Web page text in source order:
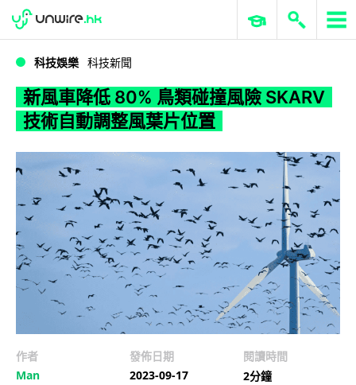
WWDC 2026 ERP 與商業 AI
科技娛樂 科技新聞
新風車降低 80% 鳥類碰撞風險 SKARV
技術自動調整風葉片位置
作者
Man
發佈日期
2023-09-17
閱讀時間
2分鐘